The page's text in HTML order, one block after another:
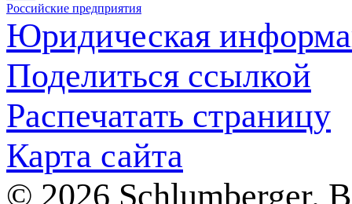
Российские предприятия
Юридическая
Поделиться ссылкой
Распечатать страницу
Карта сайта
© 2026 Schlumberger.